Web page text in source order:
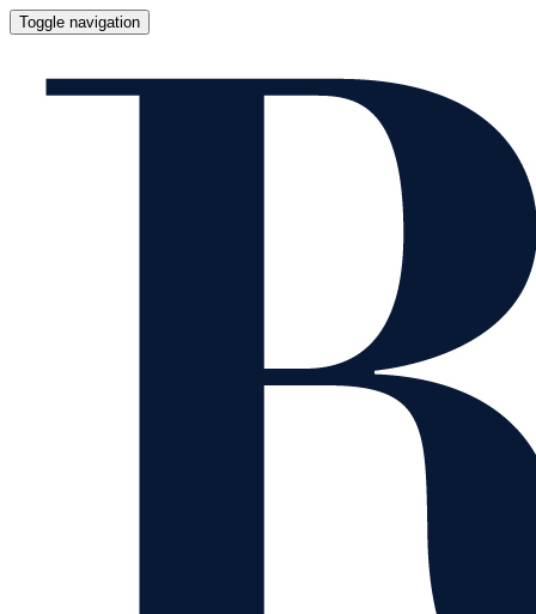
Toggle navigation